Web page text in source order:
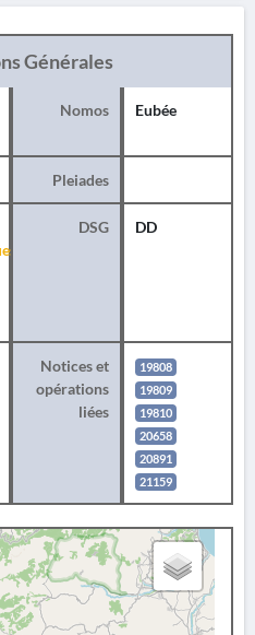
Générales
Nomos Eubée
Pleiades
DSG DD
Notices et
opérations
liées
19808
19809
19810
20658
20891
21159